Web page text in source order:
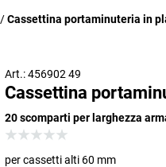
Cassettina portaminuteria in
Art.: 456902 49
Cassettina
20 scomparti per larghezza
per cassetti alti 60 mm